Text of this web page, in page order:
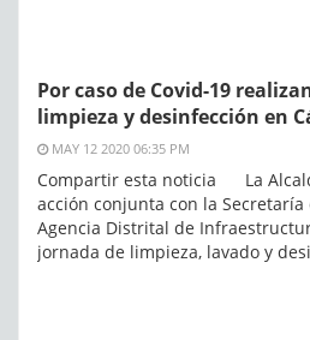
Por caso de Covid-19
limpieza y desinfección en
MAY 12 2020 06:35 PM
Compartir esta noticia La
acción conjunta con la Secretaría
Agencia Distrital de
jornada de limpieza, lavado y